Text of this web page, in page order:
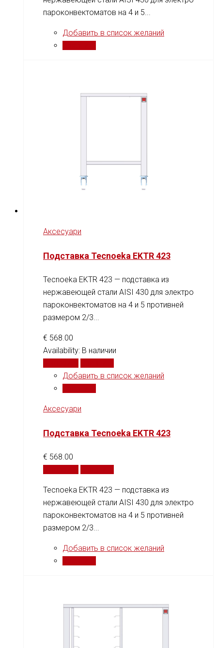
пароконвектоматов на 4 и 5...
Добавить в список желаний
Аксесуари
Подставка Tecnoeka EKTR 423
Tecnoeka EKTR 423 — подставка из
нержавеющей стали AISI 430 для электро
пароконвектоматов на 4 и 5 противней
размером 2/3...
€ 568.00
Availability: В наличии
Добавить в список желаний
Аксесуари
Подставка Tecnoeka EKTR 423
€ 568.00
Tecnoeka EKTR 423 — подставка из
нержавеющей стали AISI 430 для электро
пароконвектоматов на 4 и 5 противней
размером 2/3...
Добавить в список желаний